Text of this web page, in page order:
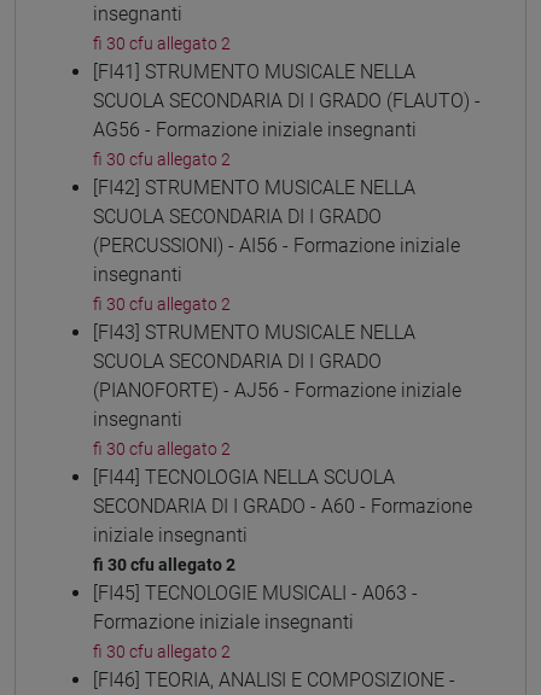
insegnanti
fi 30 cfu allegato 2
[FI41] STRUMENTO MUSICALE NELLA
SCUOLA SECONDARIA DI I GRADO (FLAUTO) -
AG56 - Formazione iniziale insegnanti
fi 30 cfu allegato 2
[FI42] STRUMENTO MUSICALE NELLA
SCUOLA SECONDARIA DI I GRADO
(PERCUSSIONI) - AI56 - Formazione iniziale
insegnanti
fi 30 cfu allegato 2
[FI43] STRUMENTO MUSICALE NELLA
SCUOLA SECONDARIA DI I GRADO
(PIANOFORTE) - AJ56 - Formazione iniziale
insegnanti
fi 30 cfu allegato 2
[FI44] TECNOLOGIA NELLA SCUOLA
SECONDARIA DI I GRADO - A60 - Formazione
iniziale insegnanti
fi 30 cfu allegato 2
[FI45] TECNOLOGIE MUSICALI - A063 -
Formazione iniziale insegnanti
fi 30 cfu allegato 2
[FI46] TEORIA, ANALISI E COMPOSIZIONE -